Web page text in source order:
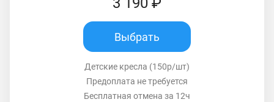
Выбрать
Детские кресла (150р/шт)
Предоплата не требуется
Бесплатная отмена за 12ч